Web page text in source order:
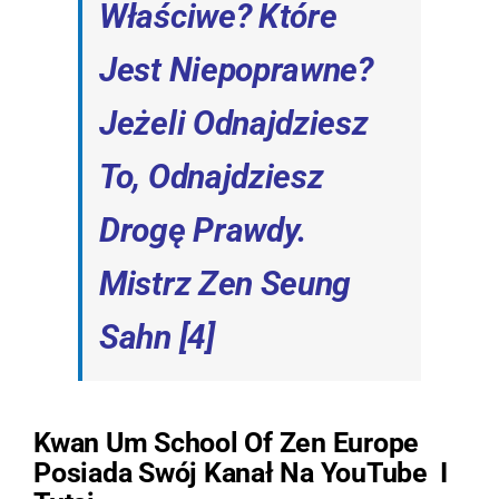
Właściwe? Które
Jest Niepoprawne?
Jeżeli Odnajdziesz
To, Odnajdziesz
Drogę Prawdy.
Mistrz Zen Seung
Sahn [4]
Kwan Um School Of Zen Europe
Posiada Swój Kanał Na YouTube I